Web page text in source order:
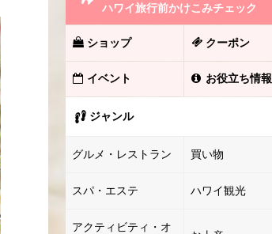
ハワイ旅行前かけこみチェック
ショップ クーポン
イベント お役立ち情報
ジャンル
グルメ・レストラン 買い物
スパ・エステ ハワイ観光
アクティビティ・オ